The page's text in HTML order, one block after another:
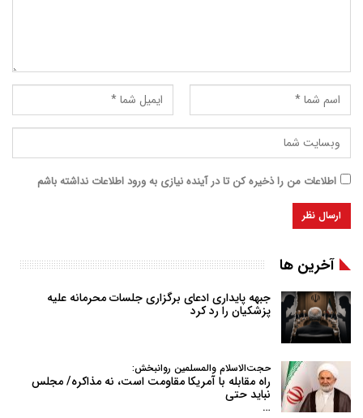
اطلاعات من را ذخیره کن تا در آینده نیازی به ورود اطلاعات نداشته باشم
آخرین ها
جبهه پایداری ادعای برگزاری جلسات محرمانه علیه
پزشکیان را رد کرد
حجت‌الاسلام والمسلمین روانبخش:
راه مقابله با آمریکا مقاومت است، نه مذاکره/ مجلس
نباید حتی
…